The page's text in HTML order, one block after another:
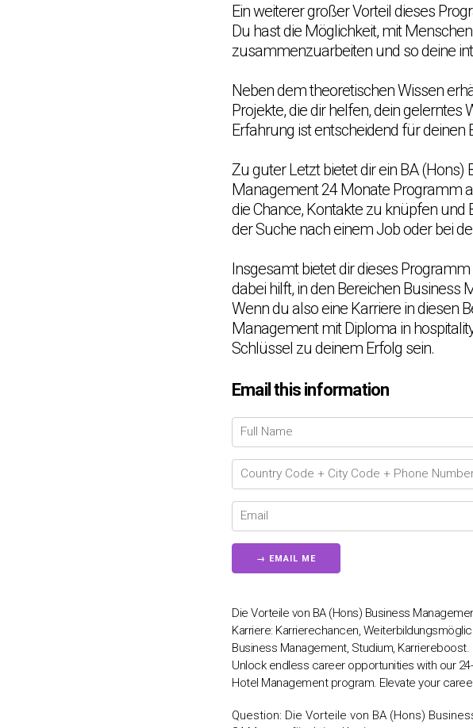
Ein weiterer großer Vorteil dieses
Du hast die Möglichkeit, mit
zusammenzuarbeiten und so deine
Neben dem theoretischen Wissen
Projekte, die dir helfen, dein
Erfahrung ist entscheidend für deinen
Zu guter Letzt bietet dir ein BA
Management 24 Monate Programm
die Chance, Kontakte zu knüpfen
der Suche nach einem Job oder bei
Insgesamt bietet dir dieses
dabei hilft, in den Bereichen
Wenn du also eine Karriere in diesen
Management mit Diploma in
Schlüssel zu deinem Erfolg sein.
Email this information
Die Vorteile von BA (Hons) Business
Karriere: Karrierechancen,
Business Management, Studium, Karriereboost.
Unlock endless career opportunities with our
Hotel Management program. Elevate your
Question: Die Vorteile von BA (Hons)